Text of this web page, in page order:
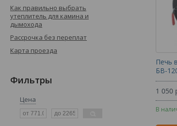
Печь
БВ-
1 050
В
Как правильно выбрать
утеплитель для камина и
дымохода
Рассрочка без переплат
Карта проезда
Фильтры
Цена